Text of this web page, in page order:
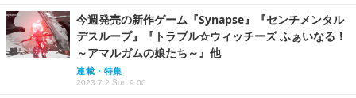
今週発売の新作ゲーム『Synapse』『センチメンタル
デスループ』『トラブル☆ウィッチーズ ふぁいなる！
～アマルガムの娘たち～』他
連載・特集
2023.7.2 Sun 9:00